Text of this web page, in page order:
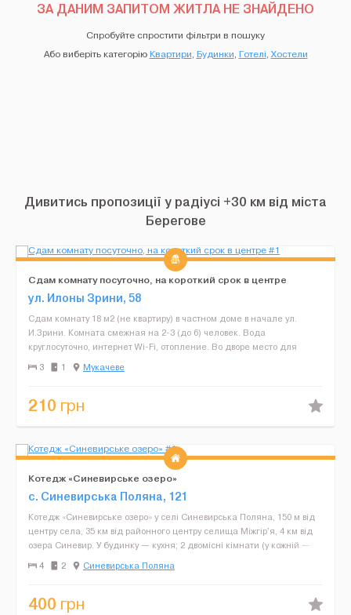
ЗА ДАНИМ ЗАПИТОМ ЖИТЛА НЕ ЗНАЙДЕНО
Спробуйте спростити фільтри в пошуку
Або виберіть категоріюКвартири, Будинки, Готелі, Хостели
Дивитись пропозиції у радіусі +30 км від міста
Берегове
Сдам комнату посуточно, на короткий срок в центре
ул. Илоны Зрини, 58
Сдам комнату 18 м2 (не квартиру) в частном доме в начале ул.
И.Зрини. Комната смежная на 2-3 (до 6) человек. Вода
круглосуточно, интернет Wi-Fi, отопление. Во дворе место для
парковки. В комнате есть все необходимое: плитка для по...
3 1 Мукачеве
210 грн
Котедж «Синевирське озеро»
с. Синевирська Поляна, 121
Котедж «Синевирське озеро» у селі Синевирська Поляна, 150 м від
центру села, 35 км від районного центру селища Міжгір'я, 4 км від
озера Синевир. У будинку — кухня; 2 двомісні кімнати (у кожній —
двоспальне ...
4 2 Синевирська Поляна
400 грн